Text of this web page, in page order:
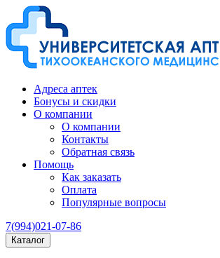
Адреса аптек
Бонусы и скидки
О компании
О компании
Контакты
Обратная связь
Помощь
Как заказать
Оплата
Популярные вопросы
7(994)021-07-86
Каталог